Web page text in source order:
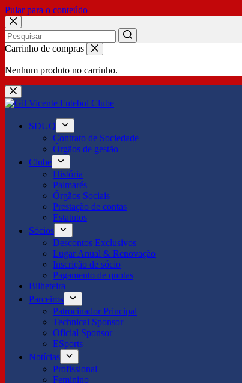
Pular para o conteúdo
No
Carrinho de compras
Nenhum produto no carrinho.
SDUQ
Contrato de Sociedade
Órgãos de gestão
Clube
História
Palmarés
Órgãos Sociais
Prestação de contas
Estatutos
Sócios
Descontos Exclusivos
Lugar Anual & Renovação
Inscrição de sócio
Pagamento de quotas
Bilheteira
Parceiros
Patrocinador Principal
Technical Sponsor
Oficial Sponsor
ESports
Notícias
Profissional
Feminino